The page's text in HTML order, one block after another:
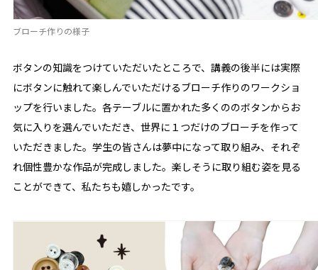
ブローチ作りの様子
ボタンの知識をつけていただいたところで、講義の後半には実際
にボタンに触れて楽しんでいただけるブローチ作りのワークショ
ップを行いました。各テーブルに置かれた多くののボタンからお
気に入りを選んでいただき、世界に１つだけのブローチを作って
いただきました。学生の皆さんは夢中になって取り組み、それぞ
れ個性豊かな作品が完成しました。楽しそうに取り組む姿を見る
ことができて、私たちも嬉しかったです。